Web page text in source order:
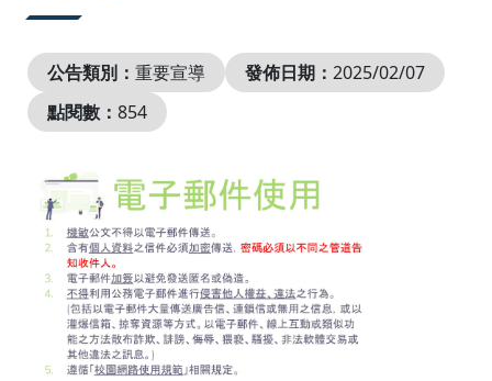
公告類別： 重要宣導 發佈日期： 2025/02/07
點閱數： 854